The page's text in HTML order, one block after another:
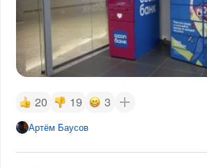
20 19 3
Артём Баусов